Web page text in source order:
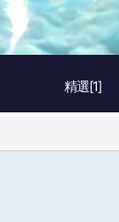
精選[1]